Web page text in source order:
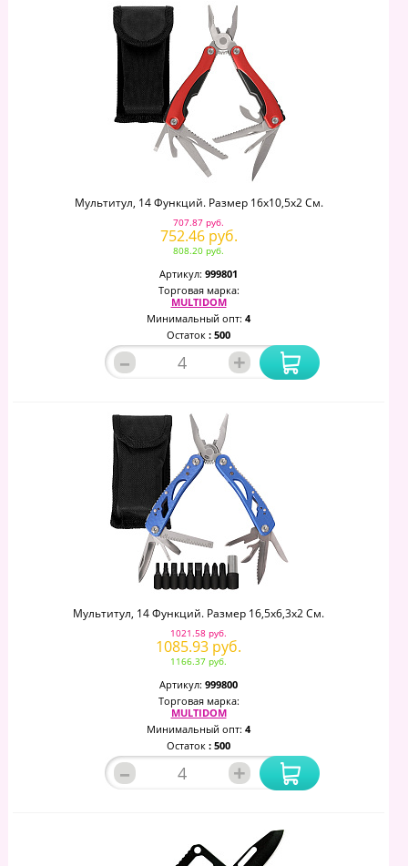
Мультитул, 14 Функций. Размер 16х10,5х2 См.
707.87 руб.
752.46 руб.
808.20 руб.
Артикул: 999801
Торговая марка:
MULTIDOM
Минимальный опт: 4
Остаток : 500
– +
Мультитул, 14 Функций. Размер 16,5х6,3х2 См.
1021.58 руб.
1085.93 руб.
1166.37 руб.
Артикул: 999800
Торговая марка:
MULTIDOM
Минимальный опт: 4
Остаток : 500
– +